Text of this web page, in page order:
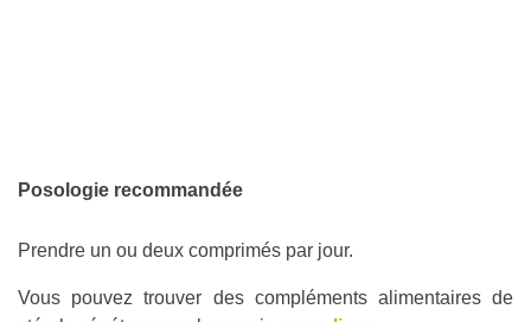
Posologie recommandée
Prendre un ou deux comprimés par jour.
Vous pouvez trouver des compléments alimentaires de